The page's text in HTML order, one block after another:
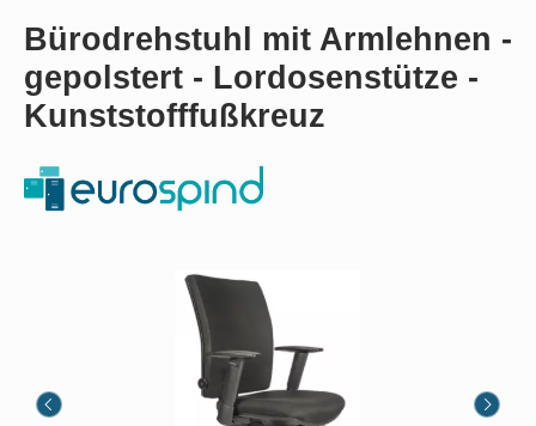
Bürodrehstuhl mit Armlehnen -
gepolstert - Lordosenstütze -
Kunststofffußkreuz
Bildergalerie überspringen